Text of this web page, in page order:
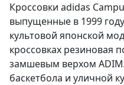
Кроссовки adidas
выпущенные в 1999
культовой японской
кроссовках резиновая
замшевым верхом
баскетбола и уличной